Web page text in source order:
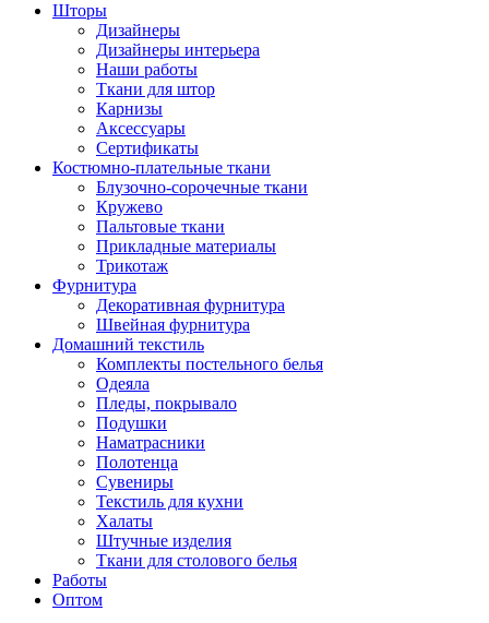
Шторы
Дизайнеры
Дизайнеры интерьера
Наши работы
Ткани для штор
Карнизы
Аксессуары
Сертификаты
Костюмно-плательные ткани
Блузочно-сорочечные ткани
Кружево
Пальтовые ткани
Прикладные материалы
Трикотаж
Фурнитура
Декоративная фурнитура
Швейная фурнитура
Домашний текстиль
Комплекты постельного белья
Одеяла
Пледы, покрывало
Подушки
Наматрасники
Полотенца
Сувениры
Текстиль для кухни
Халаты
Штучные изделия
Ткани для столового белья
Работы
Оптом